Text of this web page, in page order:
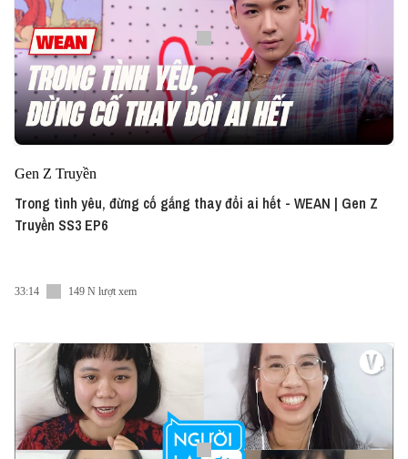
Gen Z Truyền
Trong tình yêu, đừng cố gắng thay đổi ai hết - WEAN | Gen Z
Truyền SS3 EP6
33:14 149 N lượt xem